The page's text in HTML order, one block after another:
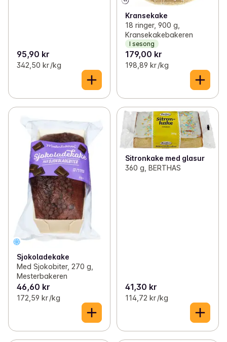
95,90 kr
342,50 kr /kg
Kransekake
18 ringer, 900 g,
Kransekakebakeren
I sesong
179,00 kr
198,89 kr /kg
Sjokoladekake
Med Sjokobiter, 270 g,
Mesterbakeren
46,60 kr
172,59 kr /kg
Sitronkake med glasur
360 g, BERTHAS
41,30 kr
114,72 kr /kg